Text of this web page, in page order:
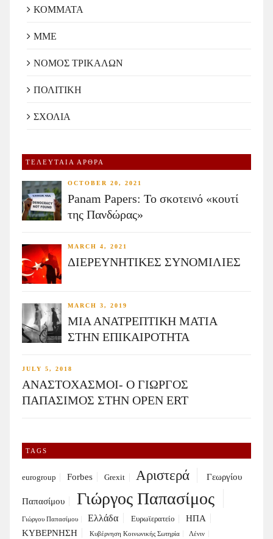
ΚΟΜΜΑΤΑ
ΜΜΕ
ΝΟΜΟΣ ΤΡΙΚΑΛΩΝ
ΠΟΛΙΤΙΚΗ
ΣΧΟΛΙΑ
ΤΕΛΕΥΤΑΙΑ ΑΡΘΡΑ
OCTOBER 20, 2021
Panam Papers: Το σκοτεινό «κουτί
της Πανδώρας»
MARCH 4, 2021
ΔΙΕΡΕΥΝΗΤΙΚΕΣ ΣΥΝΟΜΙΛΙΕΣ
MARCH 3, 2019
ΜΙΑ ΑΝΑΤΡΕΠΤΙΚΗ ΜΑΤΙΑ
ΣΤΗΝ ΕΠΙΚΑΙΡΟΤΗΤΑ
JULY 5, 2018
ΑΝΑΣΤΟΧΑΣΜΟΙ- Ο ΓΙΩΡΓΟΣ
ΠΑΠΑΣΙΜΟΣ ΣΤΗΝ OPEN ERT
TAGS
eurogroup Forbes Grexit Αριστερά Γεωργίου
Παπασίμου Γιώργος Παπασίμος
Γιώργου Παπασίμου Ελλάδα Ευρωϊερατείο
ΗΠΑ
ΚΥΒΕΡΝΗΣΗ
Κυβέρνηση Κοινωνικής Σωτηρία Λένιν